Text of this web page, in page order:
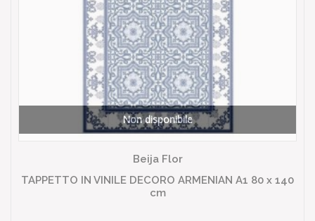
Non disponibile
Beija Flor
TAPPETTO IN VINILE DECORO ARMENIAN A1 80 x 140
cm